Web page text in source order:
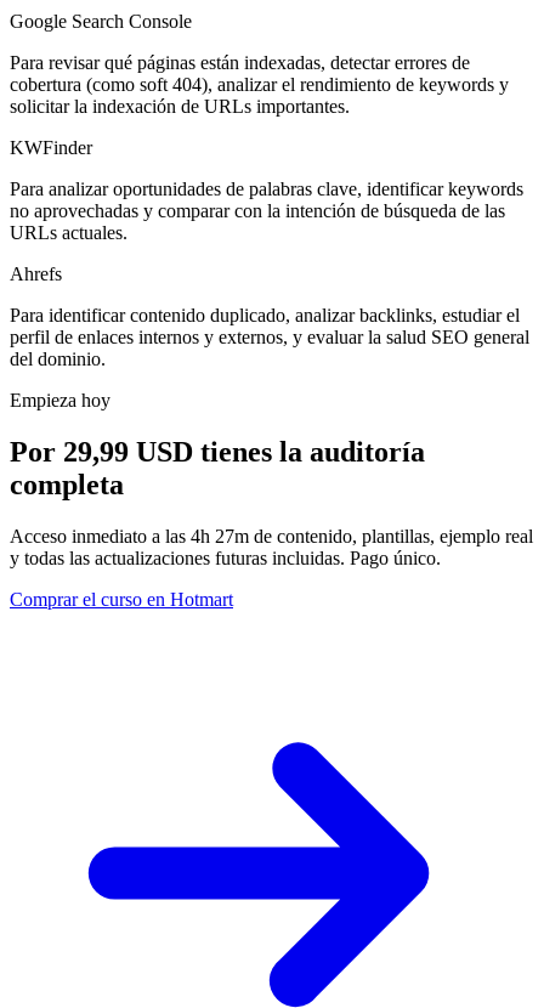
Google Search Console
Para revisar qué páginas están indexadas, detectar errores de
cobertura (como soft 404), analizar el rendimiento de keywords y
solicitar la indexación de URLs importantes.
KWFinder
Para analizar oportunidades de palabras clave, identificar keywords
no aprovechadas y comparar con la intención de búsqueda de las
URLs actuales.
Ahrefs
Para identificar contenido duplicado, analizar backlinks, estudiar el
perfil de enlaces internos y externos, y evaluar la salud SEO general
del dominio.
Empieza hoy
Por 29,99 USD tienes la auditoría
completa
Acceso inmediato a las 4h 27m de contenido, plantillas, ejemplo real
y todas las actualizaciones futuras incluidas. Pago único.
Comprar el curso en Hotmart